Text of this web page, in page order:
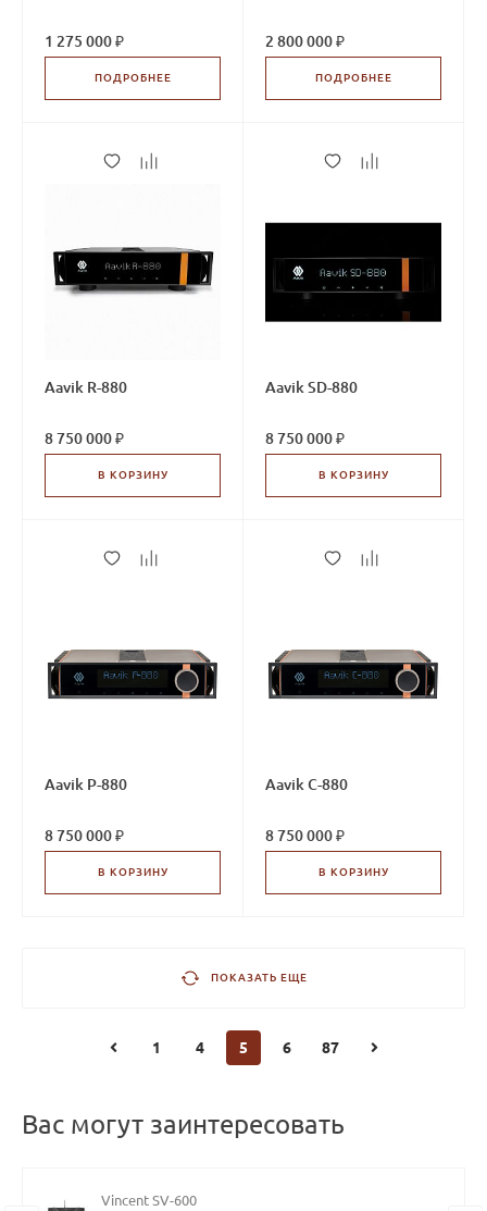
1 275 000 ₽
ПОДРОБНЕЕ
2 800 000 ₽
ПОДРОБНЕЕ
Aavik R-880
8 750 000 ₽
В КОРЗИНУ
Aavik SD-880
8 750 000 ₽
В КОРЗИНУ
Aavik P-880
8 750 000 ₽
В КОРЗИНУ
Aavik C-880
8 750 000 ₽
В КОРЗИНУ
ПОКАЗАТЬ ЕЩЕ
1 4 5 6 87
Вас могут заинтересовать
Vincent SV-600